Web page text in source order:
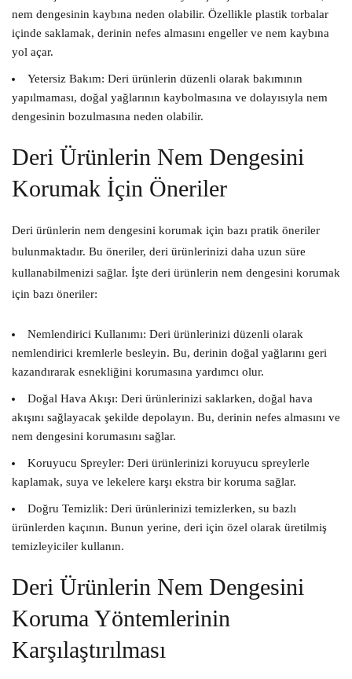
nem dengesinin kaybına neden olabilir. Özellikle plastik torbalar
içinde saklamak, derinin nefes almasını engeller ve nem kaybına
yol açar.
Yetersiz Bakım: Deri ürünlerin düzenli olarak bakımının
yapılmaması, doğal yağlarının kaybolmasına ve dolayısıyla nem
dengesinin bozulmasına neden olabilir.
Deri Ürünlerin Nem Dengesini
Korumak İçin Öneriler
Deri ürünlerin nem dengesini korumak için bazı pratik öneriler
bulunmaktadır. Bu öneriler, deri ürünlerinizi daha uzun süre
kullanabilmenizi sağlar. İşte deri ürünlerin nem dengesini korumak
için bazı öneriler:
Nemlendirici Kullanımı: Deri ürünlerinizi düzenli olarak
nemlendirici kremlerle besleyin. Bu, derinin doğal yağlarını geri
kazandırarak esnekliğini korumasına yardımcı olur.
Doğal Hava Akışı: Deri ürünlerinizi saklarken, doğal hava
akışını sağlayacak şekilde depolayın. Bu, derinin nefes almasını ve
nem dengesini korumasını sağlar.
Koruyucu Spreyler: Deri ürünlerinizi koruyucu spreylerle
kaplamak, suya ve lekelere karşı ekstra bir koruma sağlar.
Doğru Temizlik: Deri ürünlerinizi temizlerken, su bazlı
ürünlerden kaçının. Bunun yerine, deri için özel olarak üretilmiş
temizleyiciler kullanın.
Deri Ürünlerin Nem Dengesini
Koruma Yöntemlerinin
Karşılaştırılması